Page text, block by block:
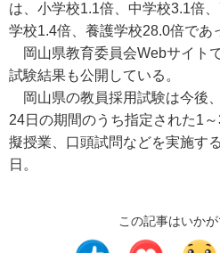
は、小学校1.1倍、中学校3.1倍
学校1.4倍、養護学校28.0倍であ
岡山県教育委員会Webサイト
試験結果も公開している。
岡山県の教員採用試験は今後
24日の期間のうち指定された1
擬授業、口頭試問などを実施す
日。
この記事はいか